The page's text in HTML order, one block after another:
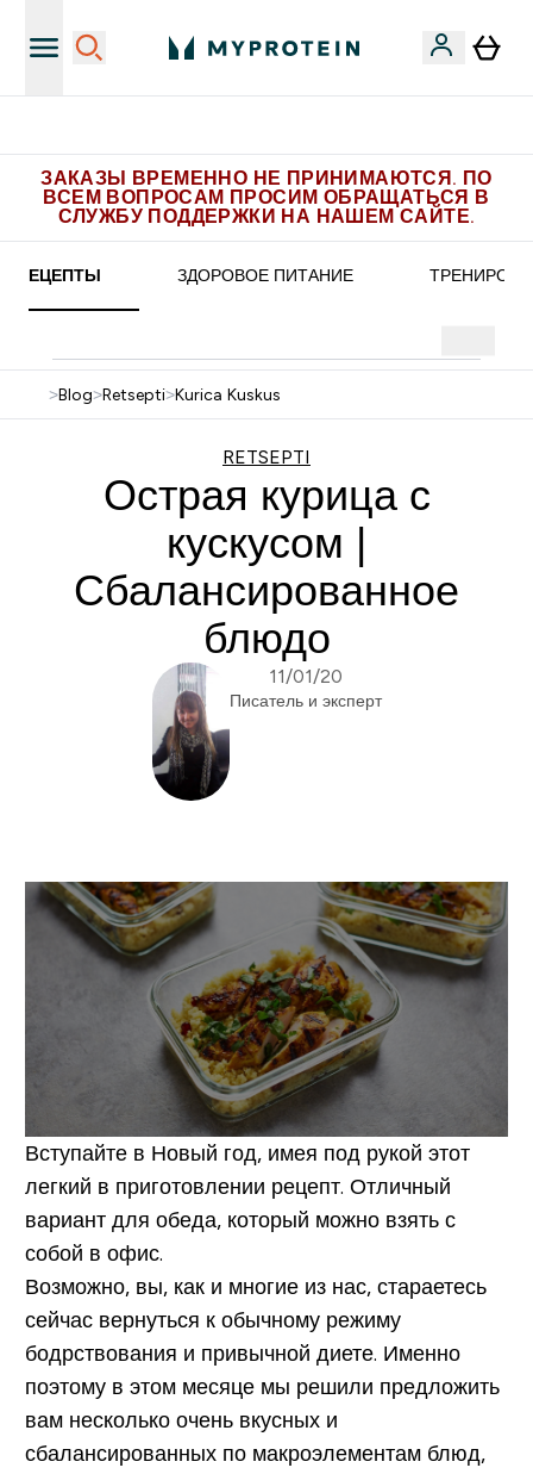
ЗАКАЗЫ ВРЕМЕННО НЕ ПРИНИМАЮТСЯ. ПО
ВСЕМ ВОПРОСАМ ПРОСИМ ОБРАЩАТЬСЯ В
СЛУЖБУ ПОДДЕРЖКИ НА НАШЕМ САЙТЕ.
РЕЦЕПТЫ ЗДОРОВОЕ ПИТАНИЕ
>Blog>Retsepti>Kurica Kuskus
RETSEPTI
Острая курица с
кускусом |
Сбалансированное
блюдо
11/01/20
Писатель и эксперт
Вступайте в Новый год, имея под рукой этот
легкий в приготовлении рецепт. Отличный
вариант для обеда, который можно взять с
собой в офис.
Возможно, вы, как и многие из нас, стараетесь
сейчас вернуться к обычному режиму
бодрствования и привычной диете. Именно
поэтому в этом месяце мы решили предложить
вам несколько очень вкусных и
сбалансированных по макроэлементам блюд,